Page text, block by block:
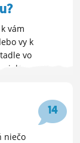
vám
vy k
vo
14
niečo